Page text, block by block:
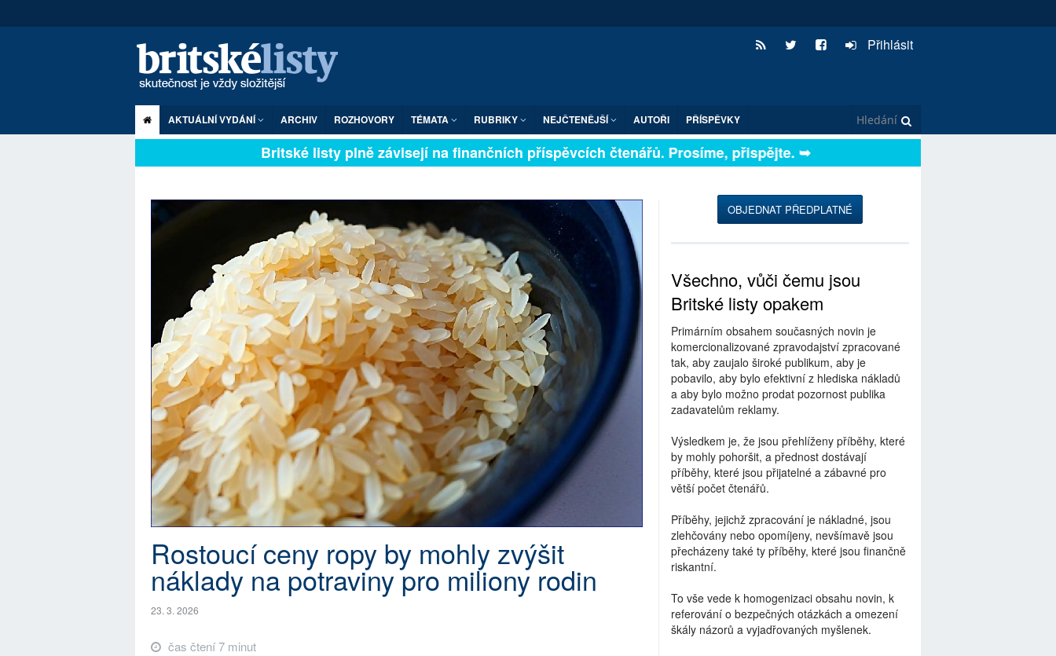
Přihlásit
AKTUÁLNÍ VYDÁNÍ ARCHIV ROZHOVORY TÉMATA RUBRIKY NEJČTENĚJŠÍ AUTOŘI PŘÍSPĚVKY
Britské listy plně závisejí na finančních příspěvcích čtenářů. Prosíme, přispějte. ➥
Rostoucí ceny ropy by mohly zvýšit
náklady na potraviny pro miliony rodin
23. 3. 2026
čas čtení 7 minut
OBJEDNAT PŘEDPLATNÉ
Všechno, vůči čemu jsou
Britské listy opakem
Primárním obsahem současných novin je
komercionalizované zpravodajství zpracované
tak, aby zaujalo široké publikum, aby je
pobavilo, aby bylo efektivní z hlediska nákladů
a aby bylo možno prodat pozornost publika
zadavatelům reklamy.
Výsledkem je, že jsou přehlíženy příběhy, které
by mohly pohoršit, a přednost dostávají
příběhy, které jsou přijatelné a zábavné pro
větší počet čtenářů.
Příběhy, jejichž zpracování je nákladné, jsou
zlehčovány nebo opomíjeny, nevšímavě jsou
přecházeny také ty příběhy, které jsou finančně
riskantní.
To vše vede k homogenizaci obsahu novin, k
referování o bezpečných otázkách a omezení
škály názorů a vyjadřovaných myšlenek.